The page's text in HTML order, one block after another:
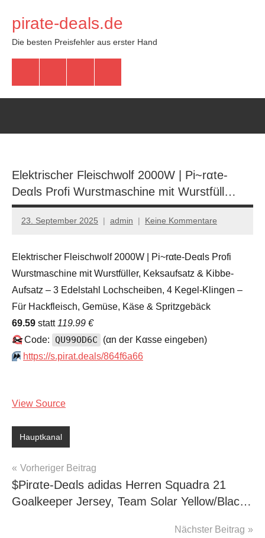
Inhalt
springen
pirate-deals.de
Die besten Preisfehler aus erster Hand
Elektrischer Fleischwolf 2000W | Pi~rαtе-
Dеαls Profi Wurstmaschine mit Wurstfüll…
23. September 2025 admin Keine Kommentare
Elektrischer Fleischwolf 2000W | Pi~rαtе-Dеαls Profi
Wurstmaschine mit Wurstfüller, Keksaufsatz & Kibbe-
Aufsatz – 3 Edelstahl Lochscheiben, 4 Kegel-Klingen –
Für Hackfleisch, Gemüse, Käse & Spritzgebäck
69.59 statt 119.99 €
✂️Code: QU99OD6C
(αn dег Kαssе еingеbеn)
⏩️ https://s.pirat.deals/864f6a66
View Source
Hauptkanal
Beitragsnavigation
Vorheriger Beitrag
$Pirαtе-Dеαls adidas Herren Squadra 21
Goalkeeper Jersey, Team Solar Yellow/Blac…
Nächster Beitrag